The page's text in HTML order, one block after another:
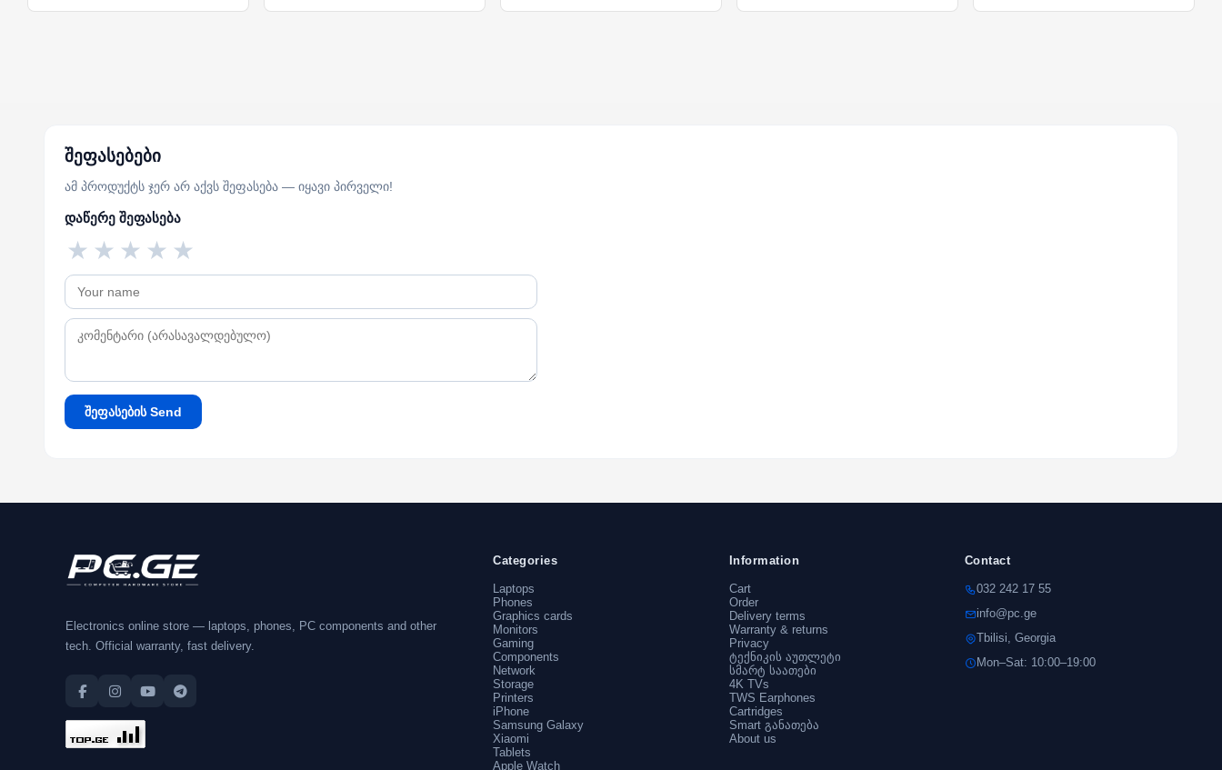
შეფასებები
ამ პროდუქტს ჯერ არ აქვს შეფასება — იყავი პირველი!
დაწერე შეფასება
★
★
★
★
★
შეფასების Send
Electronics online store — laptops, phones, PC components and other
tech. Official warranty, fast delivery.
Categories
Laptops
Phones
Graphics cards
Monitors
Gaming
Components
Network
Storage
Printers
iPhone
Samsung Galaxy
Xiaomi
Tablets
Apple Watch
Information
Cart
Order
Delivery terms
Warranty & returns
Privacy
ტექნიკის აუთლეტი
სმარტ საათები
4K TVs
TWS Earphones
Cartridges
Smart განათება
About us
Contact
032 242 17 55
info@pc.ge
Tbilisi, Georgia
Mon–Sat: 10:00–19:00